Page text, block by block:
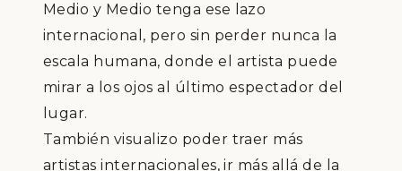
Medio y Medio tenga ese lazo
internacional, pero sin perder nunca la
escala humana, donde el artista puede
mirar a los ojos al ú ltimo espectador del
lugar.
También visualizo poder traer más
artistas internacionales, ir más alláde la